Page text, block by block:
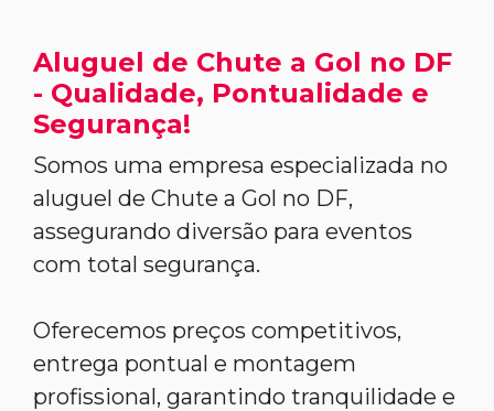
Aluguel de Chute a Gol no DF
- Qualidade, Pontualidade e
Segurança!
Somos uma empresa especializada no
aluguel de Chute a Gol no DF,
assegurando diversão para eventos
com total segurança.
Oferecemos preços competitivos,
entrega pontual e montagem
profissional, garantindo tranquilidade e